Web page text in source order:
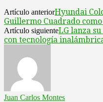
Artículo anteriorHyundai
Guillermo Cuadrado
Artículo siguienteLG lanza
con tecnología
Juan Carlos Montes